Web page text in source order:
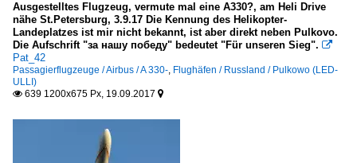
Ausgestelltes Flugzeug, vermute mal eine A330?, am Heli Drive
nähe St.Petersburg, 3.9.17 Die Kennung des Helikopter-
Landeplatzes ist mir nicht bekannt, ist aber direkt neben Pulkovo.
Die Aufschrift "за нашу победу" bedeutet "Für unseren Sieg". 
Pat_42
Passagierflugzeuge / Airbus / A 330-, Flughäfen / Russland / Pulkowo (LED-
ULLI)
 639 1200x675 Px, 19.09.2017 